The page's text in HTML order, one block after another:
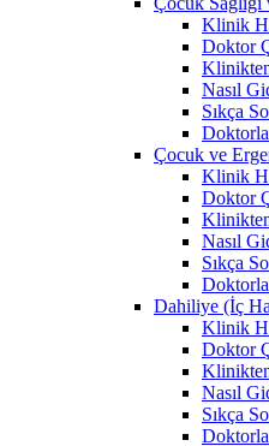
Klinik
Doktor
Nasıl
Sıkça
Çocuk ve
Klinik
Doktor
Nasıl
Sıkça
Dahiliye (İç
Klinik
Doktor
Nasıl
Sıkça